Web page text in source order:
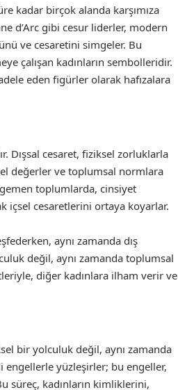
kadar birçok alanda karşımıza
d’Arc gibi cesur liderler, modern
ve cesaretini simgeler. Bu
çalışan kadınların sembolleridir.
eden figürler olarak hafızalara
Dışsal cesaret, fiziksel zorluklarla
değerler ve toplumsal normlara
toplumlarda, cinsiyet
içsel cesaretlerini ortaya koyarlar.
aynı zamanda dış
değil, aynı zamanda toplumsal
diğer kadınlara ilham verir ve
bir yolculuk değil, aynı zamanda
engellerle yüzleşirler; bu engeller,
süreç, kadınların kimliklerini,